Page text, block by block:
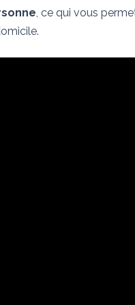
, ce qui vous